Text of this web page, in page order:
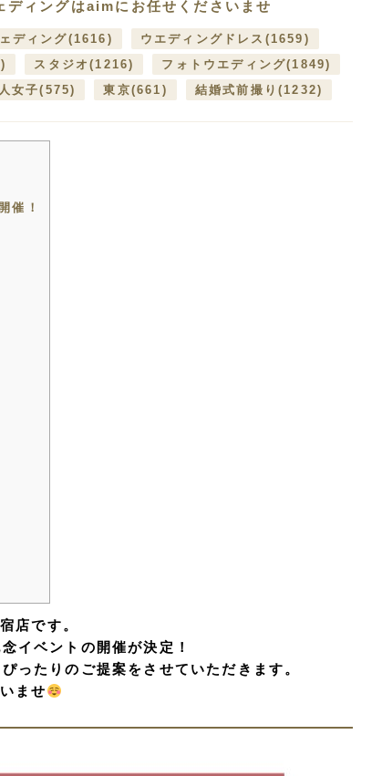
ィングはaimにお任せくださいませ
ディング(1616) ウエディングドレス (1659)
スタジオ(1216) フォトウエディング(1849)
女子(575) 東京(661) 結婚式前撮り(1232)
催！
です。
イベントの開催が決定！
ったりのご提案をさせていただきます。
ませ